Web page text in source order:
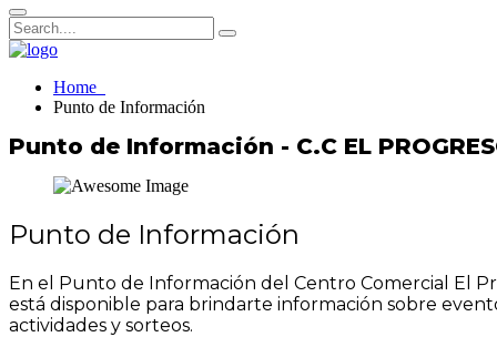
Home
Punto de Información
Punto de Información - C.C EL
Punto de Información
En el Punto de Información del Centro Comercial El
está disponible para brindarte información sobre
actividades y sorteos.